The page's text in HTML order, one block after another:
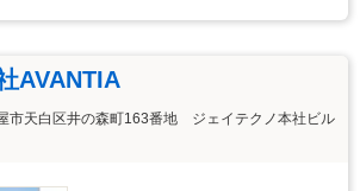
AVANTIA
市天白区井の森町163番地 ジェイテクノ本社ビル